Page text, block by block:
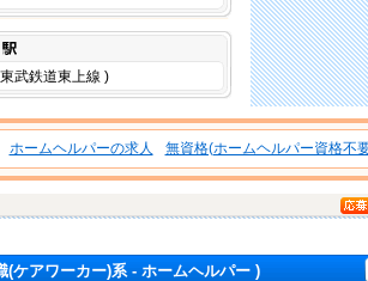
武鉄道東上線 )
ホームヘルパーの求人 無資格(ホームヘルパー資格不
ケアワーカー)系 - ホームヘルパー )